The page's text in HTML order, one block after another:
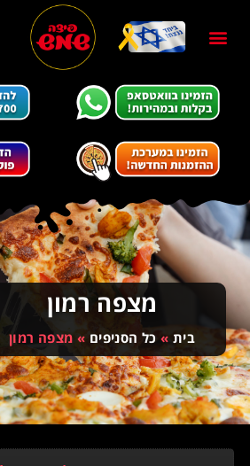
מצפה רמון
בית» כל הסניפים » מצפה רמון